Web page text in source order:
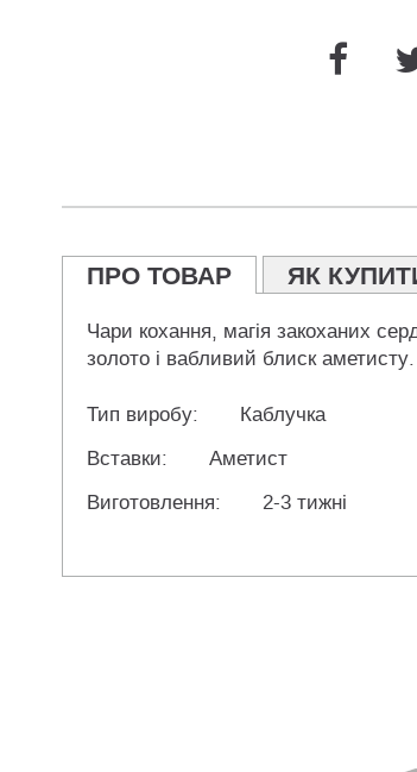
ПРО ТОВАР ЯК
Чари кохання, магія закоханих
золото і вабливий блиск
Тип виробу: Каблучка
Вставки:
Аметист
Виготовлення:
2-3 тижні